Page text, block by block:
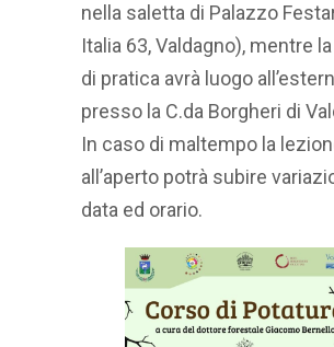
nella saletta di Palazzo
Italia 63, Valdagno), mentre
di pratica avrà luogo
presso la C.da Borgheri di
In caso di maltempo la
all’aperto potrà subire
data ed orario.